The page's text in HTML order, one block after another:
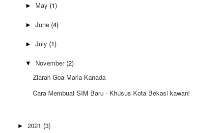
► May (1)
► June (4)
► July (1)
▼ November (2)
Ziarah Goa Maria Kanada
Cara Membuat SIM Baru - Khusus Kota Bekasi kawan!
► 2021 (3)